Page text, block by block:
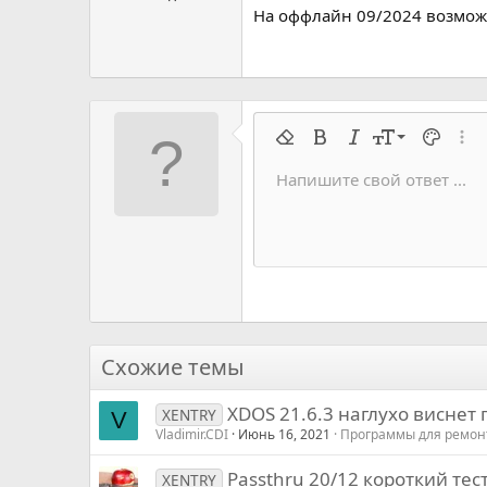
На оффлайн 09/2024
Удалить форматирование
ЖирныйКурсивРазмер шрифта
9
10
18
Цвет
Семейство шрифтов
Arial
Times New Roman
Verdana
Перечёркнутый
Подчеркивание
Код в строку
Вставить горизонтальную
Спойлер
Код Запрет
Напишите свой ответ ...
Схожие темы
V XENTRY XDOS 21.6.3 наглухо виснет
Vladimir.CDI Июнь 16, 2021 Программы для
XENTRY Passthru 20/12 короткий